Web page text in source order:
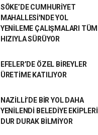
SÖKE’DE CUMHURİYET
MAHALLESİ'NDE YOL
YENİLEME ÇALIŞMALARI TÜM
HIZIYLA SÜRÜYOR
EFELER’DE ÖZEL BİREYLER
ÜRETİME KATILIYOR
NAZİLLİ’DE BİR YOL DAHA
YENİLENDİ BELEDİYE EKİPLERİ
DUR DURAK BİLMİYOR